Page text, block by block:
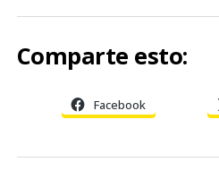
Comparte esto:
Facebook